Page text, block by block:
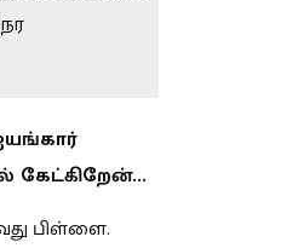
கேட்கிறேன்...
பிள்ளை.